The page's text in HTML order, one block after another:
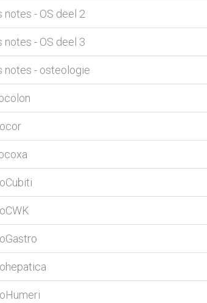
notes - OS deel 2
notes - OS deel 3
notes - osteologie